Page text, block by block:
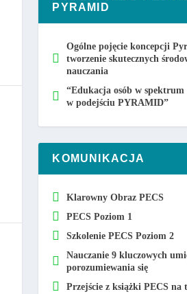
PYRAMID
Ogólne pojęcie koncepcji
tworzenie skutecznych
nauczania
“Edukacja osób w spektrum
w podejściu PYRAMID”
KOMUNIKACJA
Klarowny Obraz PECS
PECS Poziom 1
Szkolenie PECS Poziom 2
Nauczanie 9 kluczowych
porozumiewania się
Przejście z książki PECS na